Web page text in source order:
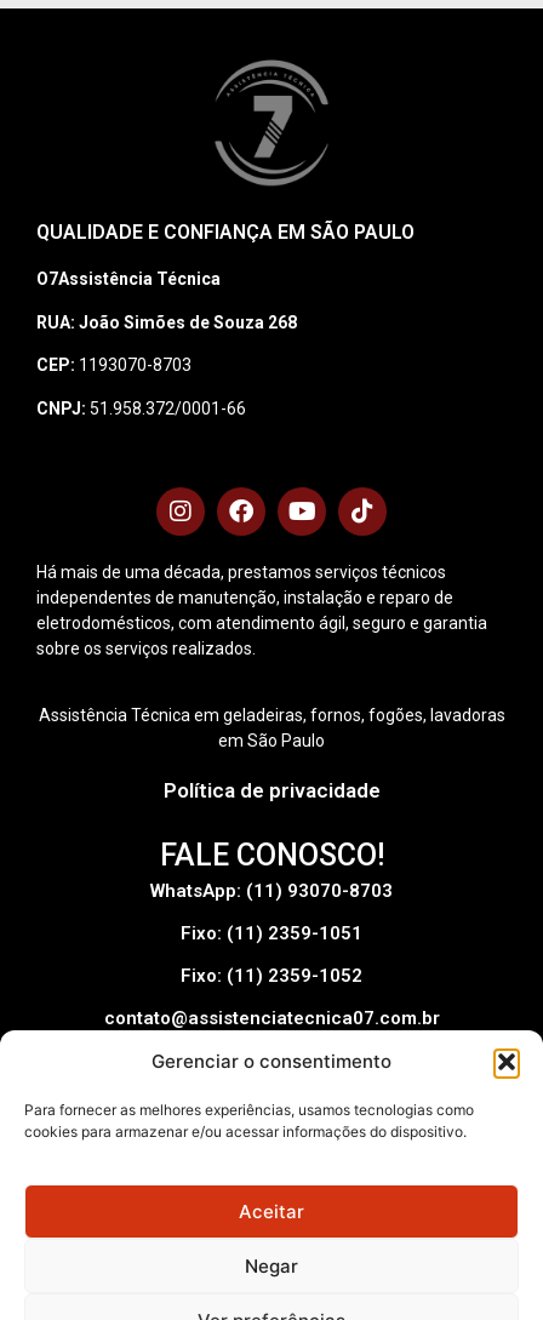
Gerenciar o consentimento
Para fornecer as melhores experiências, usamos tecnologias como
cookies para armazenar e/ou acessar informações do dispositivo.
Aceitar
Negar
QUALIDADE E CONFIANÇA EM SÃO PAULO
O7Assistência Técnica
RUA: João Simões de Souza 268
CEP: 1193070-8703
CNPJ: 51.958.372/0001-66
Há mais de uma década, prestamos serviços técnicos
independentes de manutenção, instalação e reparo de
eletrodomésticos, com atendimento ágil, seguro e garantia
sobre os serviços realizados.
Assistência Técnica em geladeiras, fornos, fogões, lavadoras
em São Paulo
Política de privacidade
FALE CONOSCO!
WhatsApp: (11) 93070-8703
Fixo: (11) 2359-1051
Fixo: (11) 2359-1052
contato@assistenciatecnica07.com.br
Assistência Técnica 07 – © 2025
Todos os direitos reservados – Doutor Octopus: Otimização